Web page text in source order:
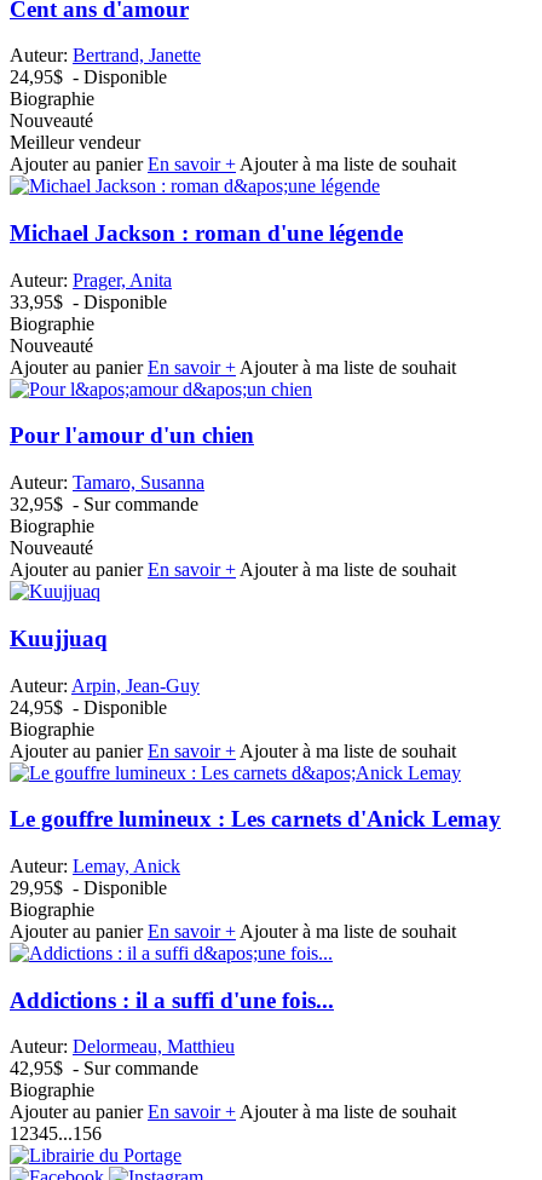
Cent ans d'amour
Auteur: Bertrand, Janette
24,95$ - Disponible
Biographie
Nouveauté
Meilleur vendeur
Ajouter au panier En savoir + Ajouter à ma liste de souhait
Michael Jackson : roman d'une légende
Auteur: Prager, Anita
33,95$ - Disponible
Biographie
Nouveauté
Ajouter au panier En savoir + Ajouter à ma liste de souhait
Pour l'amour d'un chien
Auteur: Tamaro, Susanna
32,95$ - Sur commande
Biographie
Nouveauté
Ajouter au panier En savoir + Ajouter à ma liste de souhait
Kuujjuaq
Auteur: Arpin, Jean-Guy
24,95$ - Disponible
Biographie
Ajouter au panier En savoir + Ajouter à ma liste de souhait
Le gouffre lumineux : Les carnets d'Anick Lemay
Auteur: Lemay, Anick
29,95$ - Disponible
Biographie
Ajouter au panier En savoir + Ajouter à ma liste de souhait
Addictions : il a suffi d'une fois...
Auteur: Delormeau, Matthieu
42,95$ - Sur commande
Biographie
Ajouter au panier En savoir +Ajouter à ma liste de souhait
12345...156